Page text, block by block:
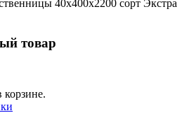
40x400x2200 сорт Экстра
товар
корзине.